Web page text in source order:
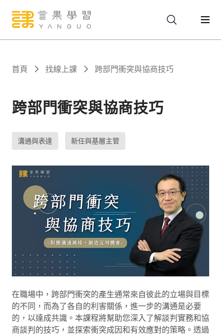
關於
課程
報名
文章
首頁 找線上課 跨部門衝突與協商技巧
跨部門衝突與協商技巧
溝通與表達 新任與基層主管
在職場中，跨部門衝突的產生通常來自彼此的立場與目標
的不同，而為了各自的利害關係，進一步的溝通是必要
的，以達成共識。本課程將幫助您深入了解談判實務和協
商談判的技巧，並探索衝突成因和有效應對的策略。透過